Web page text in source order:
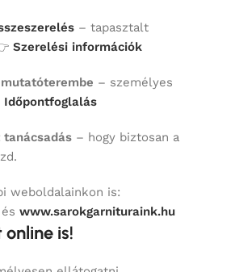
– tapasztalt
Szerelési információk
– személyes
Időpontfoglalás
– hogy biztosan a
weboldalainkon is:
és www.sarokgarnituraink.hu
online is!